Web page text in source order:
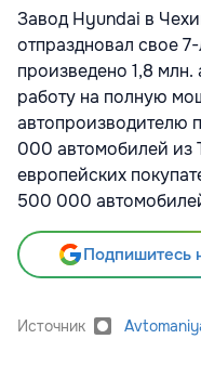
Завод Hyundai в
отпраздновал свое
произведено 1,8
работу на полную
автопроизводителю
000 автомобилей из
европейских
500 000
Подпишитесь
Источник